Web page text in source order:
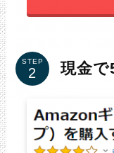
STEP 現金で